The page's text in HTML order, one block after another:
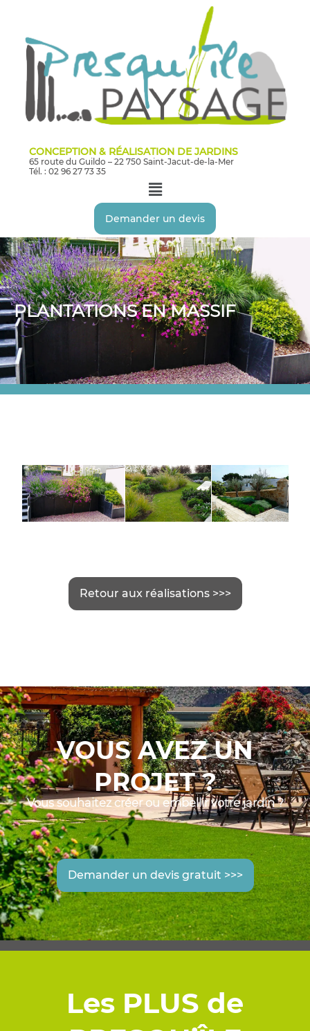
contenu
CONCEPTION & RÉALISATION DE JARDINS
65 route du Guildo – 22 750 Saint-Jacut-de-la-Mer
Tél. : 02 96 27 73 35
Menu
Demander un devis
PLANTATIONS EN MASSIF
Retour aux réalisations >>>
VOUS AVEZ UN
PROJET ?
Vous souhaitez créer ou embellir votre jardin ?
Demander un devis gratuit >>>
Les PLUS de